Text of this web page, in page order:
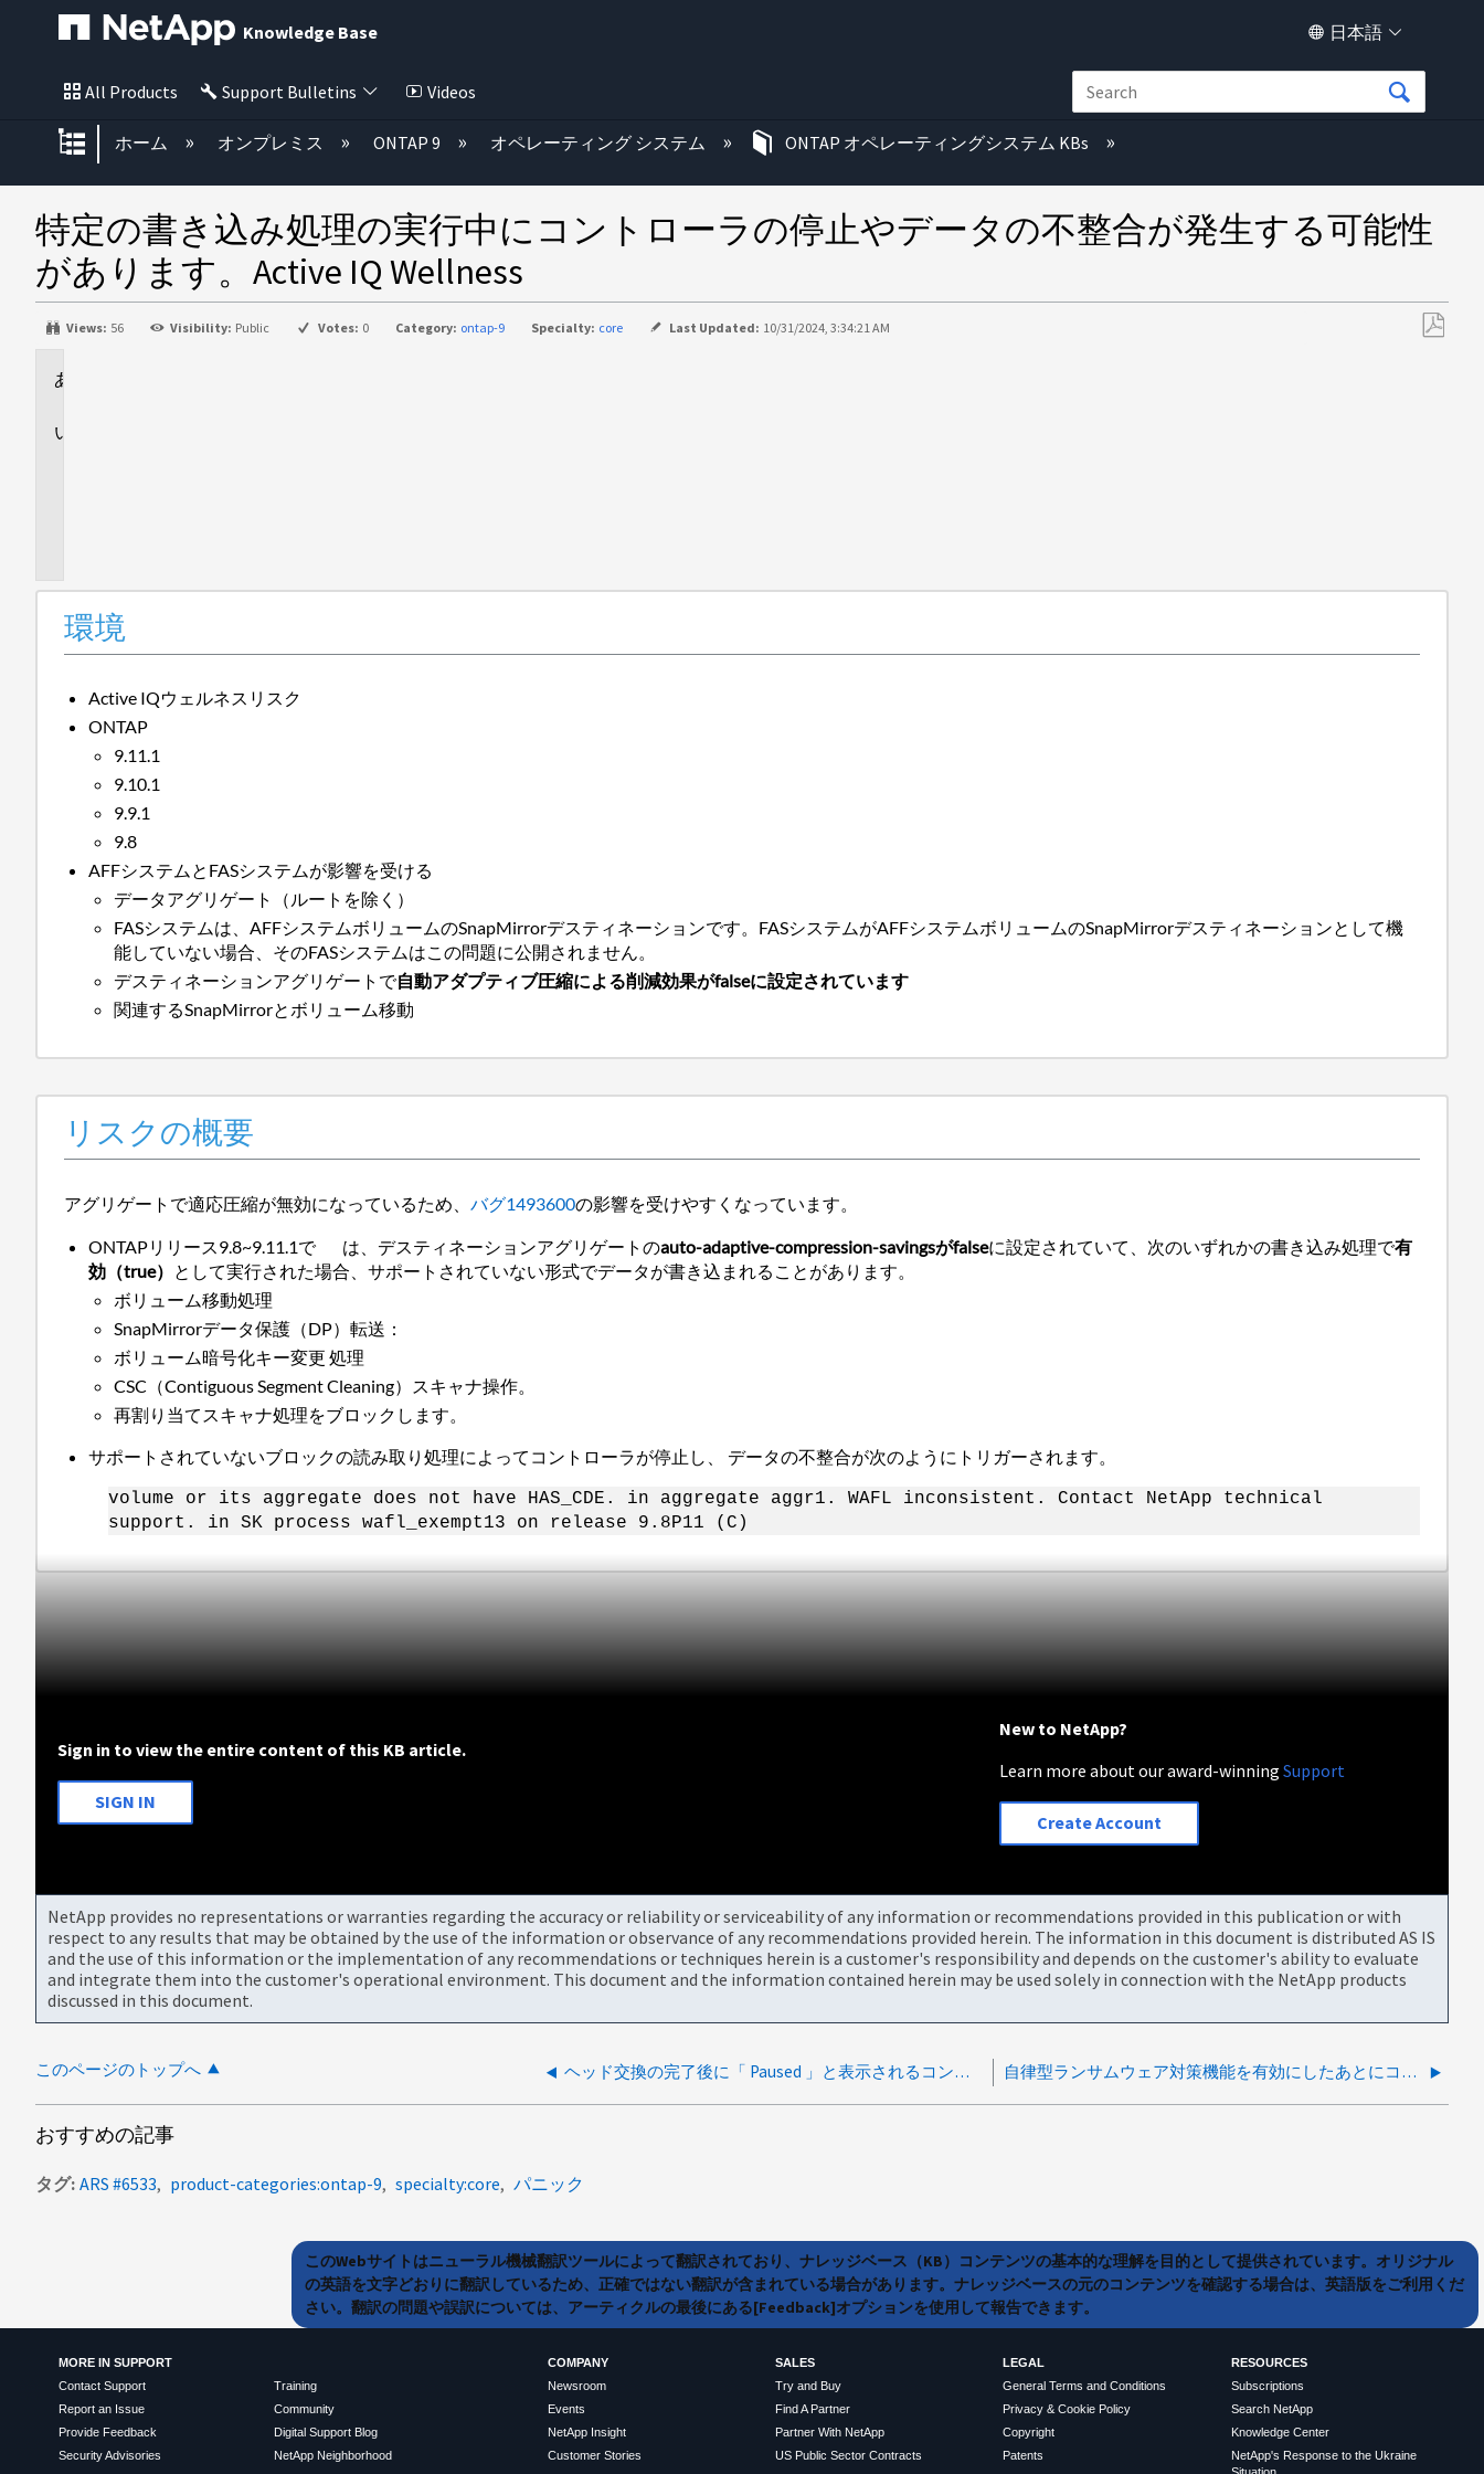
Knowledge Base 日本語
All Products Support Bulletins Videos
グローバル階層を展開/折りたたむ
ホーム オンプレミス ONTAP 9 オペレーティング システム ONTAP オペレーティングシステム KBs
特定の書き込み処理の実行中にコントローラの停止やデータの不整合が発生する可能性
があります。Active IQ Wellness
Views: 56 Visibility: Public Votes: 0 Category: ontap-9 Specialty: core Last Updated: 10/31/2024, 3:34:21 AM
環境
Active IQウェルネスリスク
ONTAP
9.11.1
9.10.1
9.9.1
9.8
AFFシステムとFASシステムが影響を受ける
データアグリゲート（ルートを除く）
FASシステムは、AFFシステムボリュームのSnapMirrorデスティネーションです。FASシステムがAFFシステムボリュームのSnapMirrorデスティネーションとして機
能していない場合、そのFASシステムはこの問題に公開されません。
デスティネーションアグリゲートで自動アダプティブ圧縮による削減効果がfalseに設定されています
関連するSnapMirrorとボリューム移動
リスクの概要
アグリゲートで適応圧縮が無効になっているため、 バグ1493600の影響を受けやすくなっています。
ONTAPリリース9.8~9.11.1で は、デスティネーションアグリゲートのauto-adaptive-compression-savingsがfalseに設定されていて、次のいずれかの書き込み処理で有
効（true）
として実行された場合、サポートされていない形式でデータが書き込まれることがあります。
ボリューム移動処理
SnapMirrorデータ保護（DP）転送：
ボリューム暗号化キー変更 処理
CSC（Contiguous Segment Cleaning）スキャナ操作。
再割り当てスキャナ処理をブロックします。
サポートされていないブロックの読み取り処理によってコントローラが停止し、 データの不整合が次のようにトリガーされます。
volume or its aggregate does not have HAS_CDE. in aggregate aggr1. WAFL inconsistent. Contact NetApp technical
support. in SK process wafl_exempt13 on release 9.8P11 (C)
Sign in to view the entire content of this KB article.
SIGN IN
New to NetApp?
Learn more about our award-winningSupport
Create Account
NetApp provides no representations or warranties regarding the accuracy or reliability or serviceability of any information or recommendations provided in this publication or with
respect to any results that may be obtained by the use of the information or observance of any recommendations provided herein. The information in this document is distributed AS IS
and the use of this information or the implementation of any recommendations or techniques herein is a customer's responsibility and depends on the customer's ability to evaluate
and integrate them into the customer's operational environment. This document and the information contained herein may be used solely in connection with the NetApp products
discussed in this document.
このページのトップへ ヘッド交換の完了後に「 Paused 」と表示されるコントローラ交換ジョブ 自律型ランサムウェア対策機能を有効にしたあとにコントローラが停止することがある
おすすめの記事
タグ ARS #6533 product-categories:ontap-9 specialty:core パニック
このWebサイトはニューラル機械翻訳ツールによって翻訳されており、ナレッジベース（KB）コンテンツの基本的な理解を目的として提供されています。オリジナル
の英語を文字どおりに翻訳しているため、正確ではない翻訳が含まれている場合があります。ナレッジベースの元のコンテンツを確認する場合は、英語版をご利用くだ
さい。翻訳の問題や誤訳については、アーティクルの最後にある[Feedback]オプションを使用して報告できます。
MORE IN SUPPORT
Contact Support
Report an Issue
Provide Feedback
Security Advisories
Training
Community
Digital Support Blog
NetApp Neighborhood
COMPANY
Newsroom
Events
NetApp Insight
Customer Stories
SALES
Try and Buy
Find A Partner
Partner With NetApp
US Public Sector Contracts
LEGAL
General Terms and Conditions
Privacy & Cookie Policy
Copyright
Patents
RESOURCES
Subscriptions
Search NetApp
Knowledge Center
NetApp's Response to the Ukraine